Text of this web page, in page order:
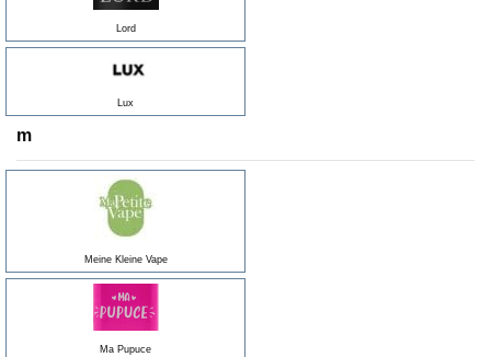
Lord
Lux
m
Meine Kleine Vape
Ma Pupuce